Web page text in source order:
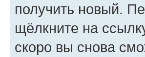
получить новый.
щёлкните на
скоро вы снова